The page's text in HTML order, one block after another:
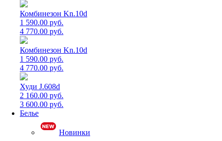
Комбинезон Kn.10d
1 590.00 руб.
4 770.00 руб.
Комбинезон Kn.10d
1 590.00 руб.
4 770.00 руб.
Худи J.608d
2 160.00 руб.
3 600.00 руб.
Белье
Новинки